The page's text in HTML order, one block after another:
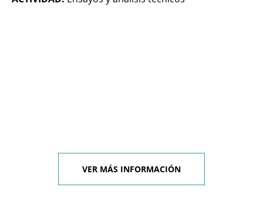
VER MÁS INFORMACIÓN